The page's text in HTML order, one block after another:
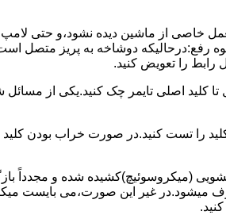
ﺧﺎﺻﯽ از ﻣﺎﺷﯿﻦ دﯾﺪه نشود،و حتی ﻻﻣﭗ
دوﺷﺎﺧﻪ و ﯾﺎ ﮐﺎﺑﻞ راﺑﻂ ﻣﻌﯿﻮب ﺷﺪه است.نحوه رفع:درحالیکه
راﺑﻂ را ﺗﻌﻮﯾﺾ کنید.
ﺗﺎ ﮐﻠﯿﺪ اﺻﻠﯽ ﺗﺎﯾﻤﺮ چک کنید.یکی از مسائل
ﮐﻠﯿﺪ را ﺗﺴﺖ ﮐﻨﯿﺪ.در ﺻﻮرت ﺧﺮاب ﺑﻮدن
(ﻣﯿﮑﺮوﺳﻮﺋﯿﭻ)کشیده شده و مجدداً
میشود.در ﻏﯿﺮ اﯾﻦ ﺻﻮرت،می بایست